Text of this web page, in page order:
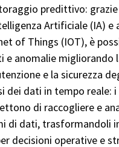
predittivo: grazie
Artificiale (IA) e
of Things (IOT), è
e anomalie migliorando
e la sicurezza
dei dati in tempo reale:
di raccogliere e
di dati, trasformandoli
decisioni operative e